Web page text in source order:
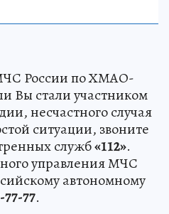
России по ХМАО-
Вы стали участником
несчастного случая
ситуации, звоните
служб«112».
управления МЧС
автономному
77-77.